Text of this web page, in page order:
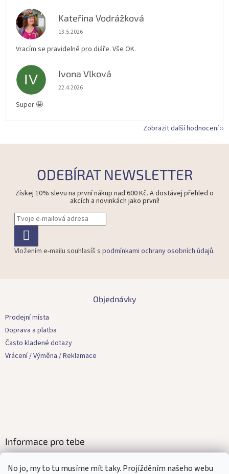
No jo, my to tu musíme mít taky. Projížděním našeho webu
KV Kateřina Vodrážková
Hodnocení obchodu je 5 z 5 hvězdiček.
13.5.2026
Vracím se pravidelně pro diáře. Vše OK.
IV Ivona Vlková
Hodnocení obchodu je 5 z 5 hvězdiček.
22.4.2026
Super 🤩
Zobrazit další hodnocení
ODEBÍRAT NEWSLETTER
Získej 10% slevu na první nákup nad 600 Kč. A dostávej přehled o
akcích a novinkách jako první!
Vložením e-mailu souhlasíš s podmínkami ochrany osobních údajů.
Objednávky
Prodejní místa
Doprava a platba
Často kladené dotazy
Vrácení / Výměna / Reklamace
Informace pro tebe